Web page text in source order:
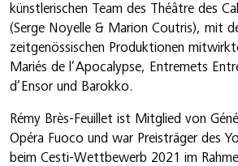
künstlerischen Team des Théâtre des
(Serge Noyelle & Marion Coutris), mit
zeitgenössischen Produktionen
Mariés de l’Apocalypse, Entremets
d’Ensor und Barokko.
Rémy Brès-Feuillet ist Mitglied von
Opéra Fuoco und war Preisträger des
beim Cesti-Wettbewerb 2021 im